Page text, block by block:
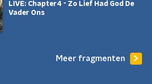
LIVE: Chapter4 - Zo Lief Had God De
Vader Ons
Meer fragmenten